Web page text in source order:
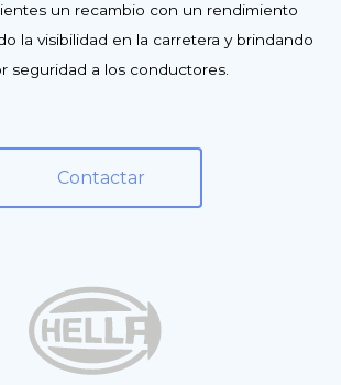
un recambio con un rendimiento
la visibilidad en la carretera y brindando
seguridad a los conductores.
Contactar